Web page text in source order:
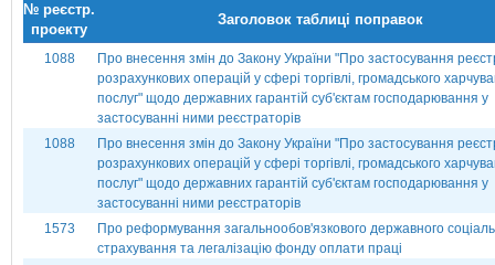
№ реєстр.
проекту
Заголовок таблиці поправок
1088
Про внесення змін до Закону України "Про застосування
розрахункових операцій у сфері торгівлі, громадського
послуг" щодо державних гарантій суб'єктам господарювання у
застосуванні ними реєстраторів
1088
Про внесення змін до Закону України "Про застосування
розрахункових операцій у сфері торгівлі, громадського
послуг" щодо державних гарантій суб'єктам господарювання у
застосуванні ними реєстраторів
1573
Про реформування загальнообов'язкового державного
страхування та легалізацію фонду оплати праці